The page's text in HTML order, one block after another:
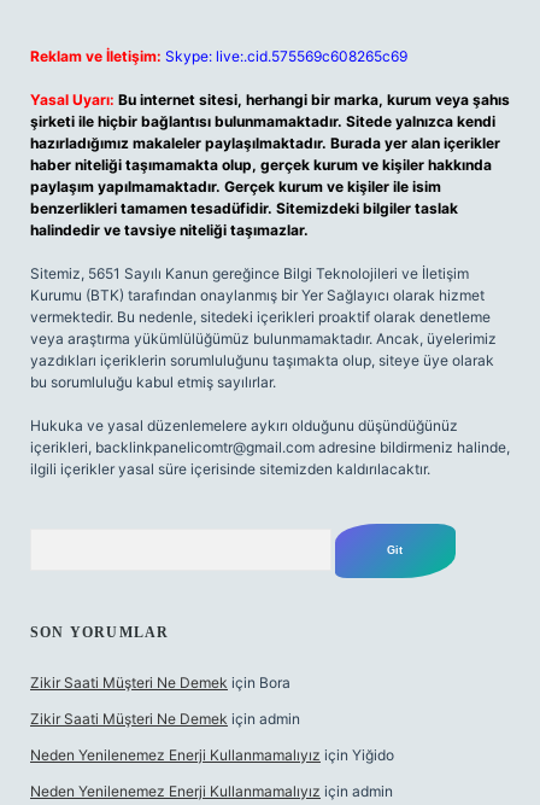
Reklam ve İletişim: Skype: live:.cid.575569c608265c69
Yasal Uyarı: Bu internet sitesi, herhangi bir marka, kurum veya şahıs
şirketi ile hiçbir bağlantısı bulunmamaktadır. Sitede yalnızca kendi
hazırladığımız makaleler paylaşılmaktadır. Burada yer alan içerikler
haber niteliği taşımamakta olup, gerçek kurum ve kişiler hakkında
paylaşım yapılmamaktadır. Gerçek kurum ve kişiler ile isim
benzerlikleri tamamen tesadüfidir. Sitemizdeki bilgiler taslak
halindedir ve tavsiye niteliği taşımazlar.
Sitemiz, 5651 Sayılı Kanun gereğince Bilgi Teknolojileri ve İletişim
Kurumu (BTK) tarafından onaylanmış bir Yer Sağlayıcı olarak hizmet
vermektedir. Bu nedenle, sitedeki içerikleri proaktif olarak denetleme
veya araştırma yükümlülüğümüz bulunmamaktadır. Ancak, üyelerimiz
yazdıkları içeriklerin sorumluluğunu taşımakta olup, siteye üye olarak
bu sorumluluğu kabul etmiş sayılırlar.
Hukuka ve yasal düzenlemelere aykırı olduğunu düşündüğünüz
içerikleri, backlinkpanelicomtr@gmail.com adresine bildirmeniz halinde,
ilgili içerikler yasal süre içerisinde sitemizden kaldırılacaktır.
SON YORUMLAR
Zikir Saati Müşteri Ne Demek için Bora
Zikir Saati Müşteri Ne Demek için admin
Neden Yenilenemez Enerji Kullanmamalıyız için Yiğido
Neden Yenilenemez Enerji Kullanmamalıyız için admin